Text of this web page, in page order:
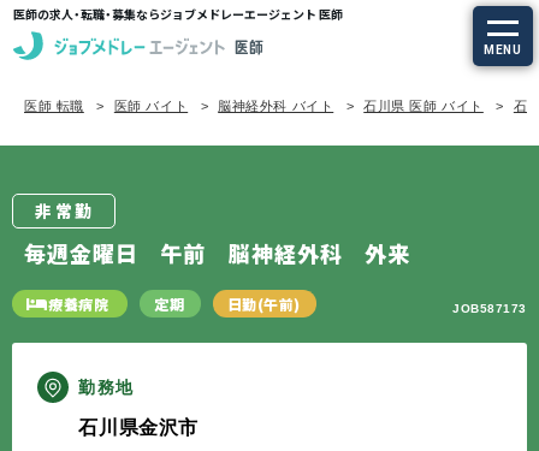
医師の求人・転職・募集ならジョブメドレーエージェント 医師
MENU
求人を探す
定期非常勤の求人
特集から探す
エージェントサービス
エージェントサービスTOP
医師 転職 医師 バイト 脳神経外科 バイト 石川県 医師 バイト 石
非常勤
毎週金曜日 午前 脳神経外科 外来
療養病院 定期 日勤(午前) JOB587173
勤務地
石川県金沢市